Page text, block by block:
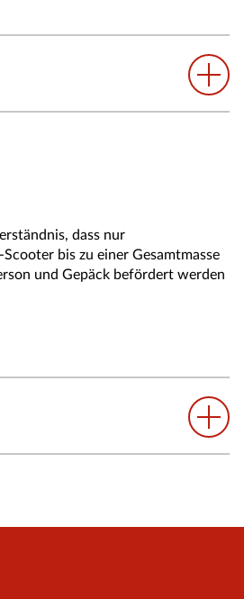
dass nur
bis zu einer Gesamtmasse
und Gepäck befördert werden